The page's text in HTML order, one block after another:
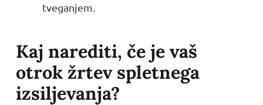
tveganjem.
Kaj narediti, če je vaš
otrok žrtev spletnega
izsiljevanja?